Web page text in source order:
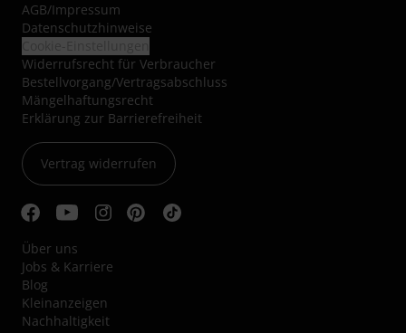
AGB/Impressum
Datenschutzhinweise
Widerrufsrecht für Verbraucher
Bestellvorgang/Vertragsabschluss
Mängelhaftungsrecht
Erklärung zur Barrierefreiheit
Vertrag widerrufen
Über uns
Jobs & Karriere
Blog
Kleinanzeigen
Nachhaltigkeit